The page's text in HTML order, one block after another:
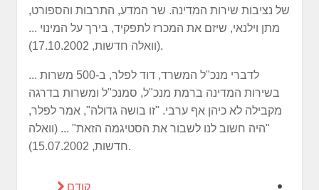
של נציבות שירות המדינה. שר המדע, התרבות והספורט,
מתן וילנאי, שיזם את המכרז לתפקיד, בירך על המינוי ...
(וואלה חדשות, 17.10.2002).
... לדברי מנכ"ל המשרד, דוד לפלר, ב-500 משרות
בשירות המדינה ברמת מנכ"ל, סמנכ"ל ומשרות בדרגה
מקבילה לא כיהן אף ערבי. "זו בושה גדולה", אמר לפלר,
"היה חשוב לנו לשבור את הסטיגמה הזאת" ... (וואלה
חדשות, 15.07.2002).
קודם